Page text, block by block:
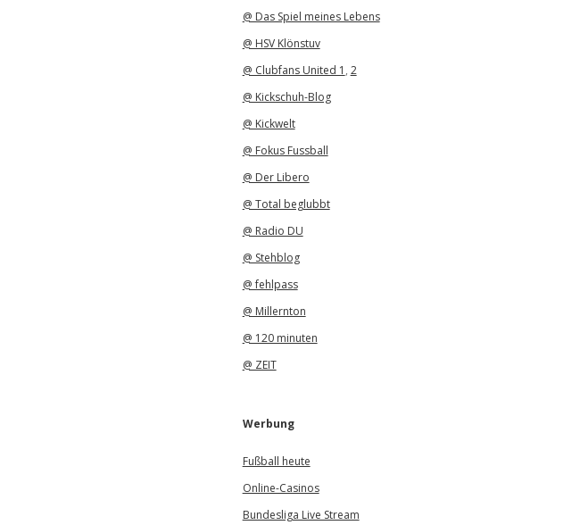
@ Das Spiel meines Lebens
@ HSV Klönstuv
@ Clubfans United 1 , 2
@ Kickschuh-Blog
@ Kickwelt
@ Fokus Fussball
@ Der Libero
@ Total beglubbt
@ Radio DU
@ Stehblog
@ fehlpass
@ Millernton
@ 120 minuten
@ ZEIT
Werbung
Fußball heute
Online-Casinos
Bundesliga Live Stream